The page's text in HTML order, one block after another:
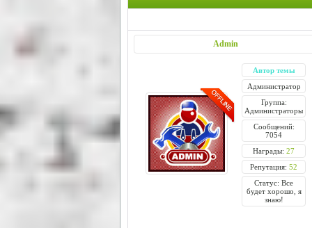
Admin
Автор темы
Администратор
Группа:
Администраторы
Сообщений:
7054
Награды: 27
Репутация: 52
Статус: Все
будет хорошо, я
знаю!